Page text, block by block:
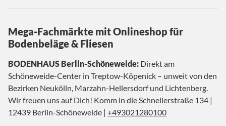
Mega-Fachmärkte mit Onlineshop für
Bodenbeläge & Fliesen
BODENHAUS Berlin-Schöneweide: Direkt am
Schöneweide-Center in Treptow-Köpenick – unweit von den
Bezirken Neukölln, Marzahn-Hellersdorf und Lichtenberg.
Wir freuen uns auf Dich! Komm in die Schnellerstraße 134 |
12439 Berlin-Schöneweide | +493021280100